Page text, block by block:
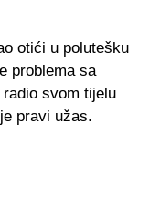
otići u polutešku
problema sa
svom tijelu
pravi užas.